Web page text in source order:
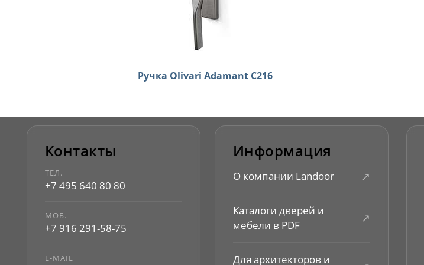
Ручка Olivari Adamant C216
Контакты
ТЕЛ.
+7 495 640 80 80
МОБ.
+7 916 291-58-75
E-MAIL
Информация
О компании Landoor ↗
Каталоги дверей и
мебели в PDF
↗
Для архитекторов и